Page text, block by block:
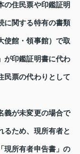
の住民票や印鑑証明
に関する特有の書類
使館・領事館）で取
が印鑑証明書に代わ
民票の代わりとして
義が未変更の場合で
るため、現所有者と
現所有者申告書」の